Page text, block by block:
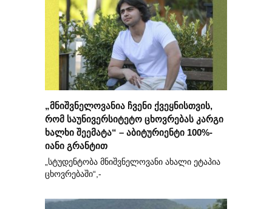
„მნიშვნელოვანია ჩვენი ქვეყნისთვის,
რომ საუნივერსიტეტო ცხოვრებას კარგი
ხალხი შეემატა“ – აბიტურიენტი 100%-
იანი გრანტით
„სტუდენტობა მნიშვნელოვანი ახალი ეტაპია
ცხოვრებაში“,-